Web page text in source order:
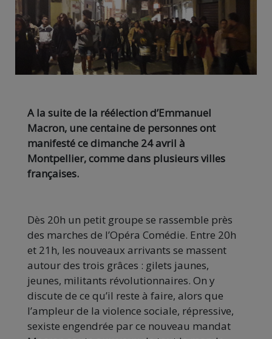
A la suite de la réélection d’Emmanuel
Macron, une centaine de personnes ont
manifesté ce dimanche 24 avril à
Montpellier, comme dans plusieurs villes
françaises.
Dès 20h un petit groupe se rassemble près
des marches de l’Opéra Comédie. Entre 20h
et 21h, les nouveaux arrivants se massent
autour des trois grâces : gilets jaunes,
jeunes, militants révolutionnaires. On y
discute de ce qu’il reste à faire, alors que
l’ampleur de la violence sociale, répressive,
sexiste engendrée par ce nouveau mandat